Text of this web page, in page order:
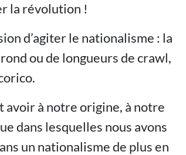
la révolution !
d’agiter le nationalisme : la
ou de longueurs de crawl,
avoir à notre origine, à notre
dans lesquelles nous avons
un nationalisme de plus en